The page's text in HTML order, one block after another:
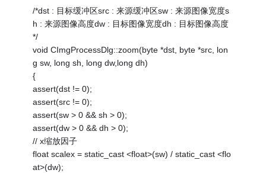
/*dst : 目标缓冲区src : 来源缓冲区sw : 来源图像宽度s
h : 来源图像高度dw : 目标图像宽度dh : 目标图像高度
*/
void CImgProcessDlg::zoom(byte *dst, byte *src, lon
g sw, long sh, long dw,long dh)
{
assert(dst != 0);
assert(src != 0);
assert(sw > 0 && sh > 0);
assert(dw > 0 && dh > 0);
// x缩放因子
float scalex = static_cast <float>(sw) / static_cast <flo
at>(dw);